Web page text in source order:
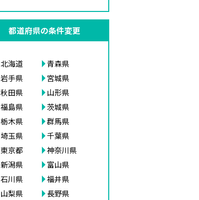
都道府県の条件変更
北海道
青森県
岩手県
宮城県
秋田県
山形県
福島県
茨城県
栃木県
群馬県
埼玉県
千葉県
東京都
神奈川県
新潟県
富山県
石川県
福井県
山梨県
長野県